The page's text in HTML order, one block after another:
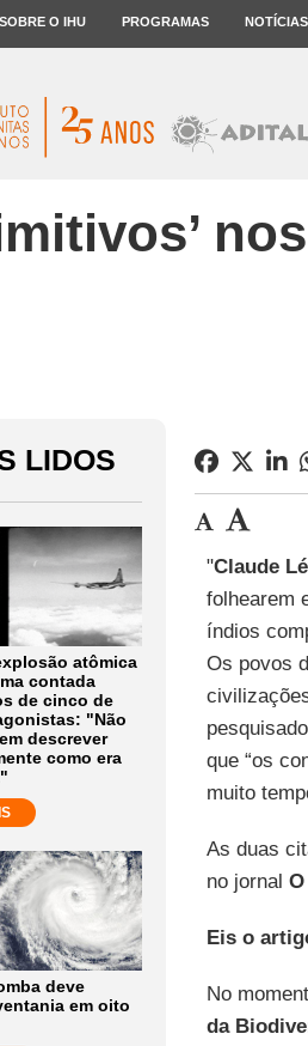
SOBRE O IHU PROGRAMAS NOTÍCIAS
LIDOS
atômica
contada
de cinco de
"Não
descrever
como era
deve
em oito
"Claude
folhearem
índios
Os povos
que “os
muito
As duas
no jornal
Eis o
No
da